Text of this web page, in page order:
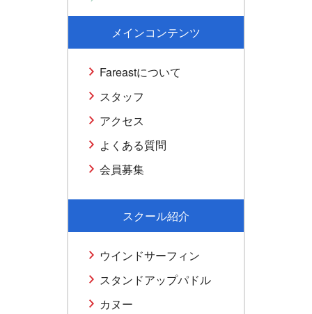
メインコンテンツ
Fareastについて
スタッフ
アクセス
よくある質問
会員募集
スクール紹介
ウインドサーフィン
スタンドアップパドル
カヌー